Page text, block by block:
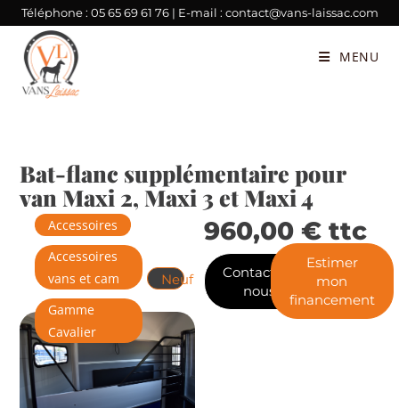
Téléphone : 05 65 69 61 76| E-mail : contact@vans-laissac.com
MENU
Bat-flanc supplémentaire pour
van Maxi 2, Maxi 3 et Maxi 4
Accessoires
Accessoires
vans et cam
Gamme
Cavalier
Neuf
960,00 €ttc
Contactez-
nous
Estimer
mon
financement